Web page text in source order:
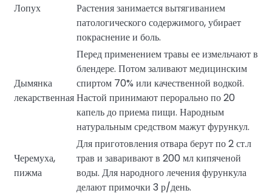
Лопух
Растения занимается вытягиванием
патологического содержимого, убирает
покраснение и боль.
Дымянка
лекарственная
Перед применением травы ее измельчают в
блендере. Потом заливают медицинским
спиртом 70% или качественной водкой.
Настой принимают перорально по 20
капель до приема пищи. Народным
натуральным средством мажут фурункул.
Черемуха,
пижма
Для приготовления отвара берут по 2 ст.л
трав и заваривают в 200 мл кипяченой
воды. Для народного лечения фурункула
делают примочки 3 р/день.